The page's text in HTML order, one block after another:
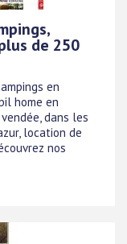
de 250
en
home en
dans les
location de
nos